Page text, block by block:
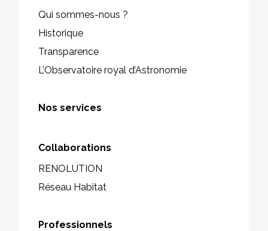
Qui sommes-nous ?
Historique
Transparence
L’Observatoire royal d’Astronomie
Nos services
Collaborations
RENOLUTION
Réseau Habitat
Professionnels